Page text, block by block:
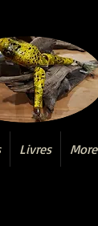
Livres More